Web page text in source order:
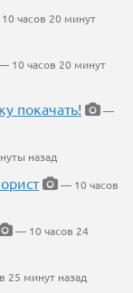
часов 20 минут
10 часов 20 минут
покачать!
—
назад
— 10 часов
— 10 часов 24
25 минут назад